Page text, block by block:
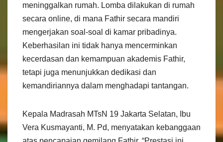
meninggalkan rumah. Lomba dilakukan di rumah
secara online, di mana Fathir secara mandiri
mengerjakan soal-soal di kamar pribadinya.
Keberhasilan ini tidak hanya mencerminkan
kecerdasan dan kemampuan akademis Fathir,
tetapi juga menunjukkan dedikasi dan
kemandiriannya dalam menghadapi tantangan.
Kepala Madrasah MTsN 19 Jakarta Selatan, Ibu
Vera Kusmayanti, M. Pd, menyatakan kebanggaan